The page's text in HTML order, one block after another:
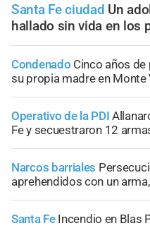
Santa Fe ciudad Un
hallado sin vida en los
Condenado Cinco años
su propia madre en Monte
Operativo de la PDI
Fe y secuestraron 12
Narcos barriales
aprehendidos con un
Santa Fe Incendio en Blas